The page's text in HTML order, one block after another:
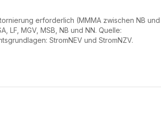
erforderlich (MMMA zwischen NB und
LF, MGV, MSB, NB und NN. Quelle:
StromNEV und StromNZV.